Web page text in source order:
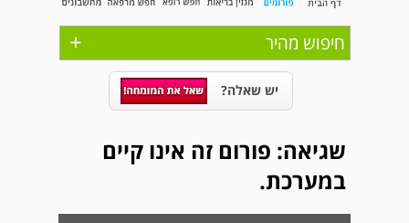
+ חיפוש מהיר
יש שאלה?
שגיאה: פורום זה אינו קיים
במערכת.